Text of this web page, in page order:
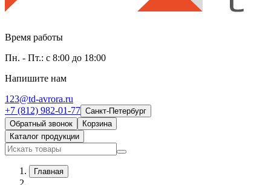
Время работы
Пн. - Пт.: с 8:00 до 18:00
Напишите нам
123@td-avrora.ru
+7 (812) 982-01-77 Санкт-Петербург
Обратный звонок
Корзина
Каталог продукции
Главная